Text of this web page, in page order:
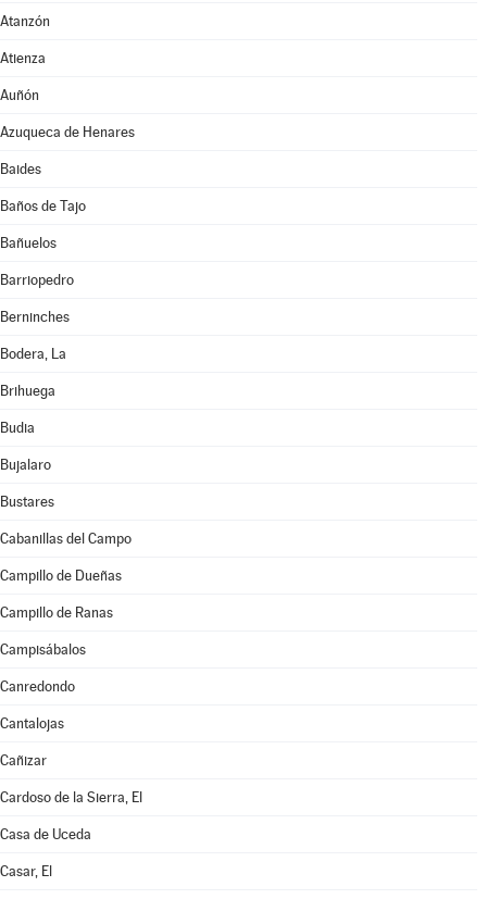
Atanzón
Atienza
Auñón
Azuqueca de Henares
Baides
Baños de Tajo
Bañuelos
Barriopedro
Berninches
Bodera, La
Brihuega
Budia
Bujalaro
Bustares
Cabanillas del Campo
Campillo de Dueñas
Campillo de Ranas
Campisábalos
Canredondo
Cantalojas
Cañizar
Cardoso de la Sierra, El
Casa de Uceda
Casar, El